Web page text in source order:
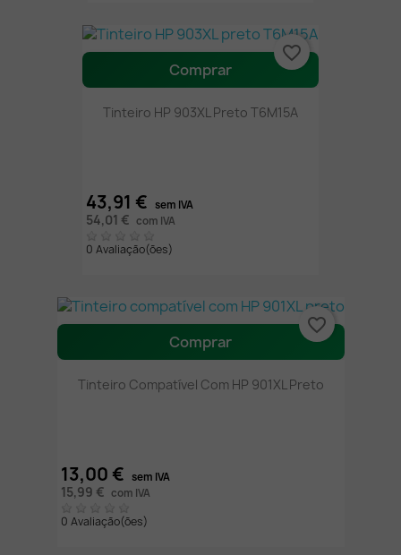
Comprar
Tinteiro HP 903XL Preto T6M15A
43,91 € sem IVA
54,01 € com IVA
0 Avaliação(ões)
favorite_border
Comprar
Tinteiro Compatível Com HP 901XL Preto
13,00 € sem IVA
15,99 € com IVA
0 Avaliação(ões)
favorite_border